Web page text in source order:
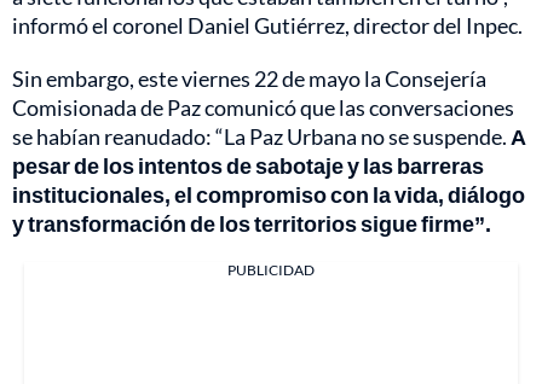
informó el coronel Daniel Gutiérrez, director del Inpec.
Sin embargo, este viernes 22 de mayo la Consejería
Comisionada de Paz comunicó que las conversaciones
se habían reanudado: “La Paz Urbana no se suspende. A
pesar de los intentos de sabotaje y las barreras
institucionales, el compromiso con la vida, diálogo
y transformación de los territorios sigue firme”.
PUBLICIDAD